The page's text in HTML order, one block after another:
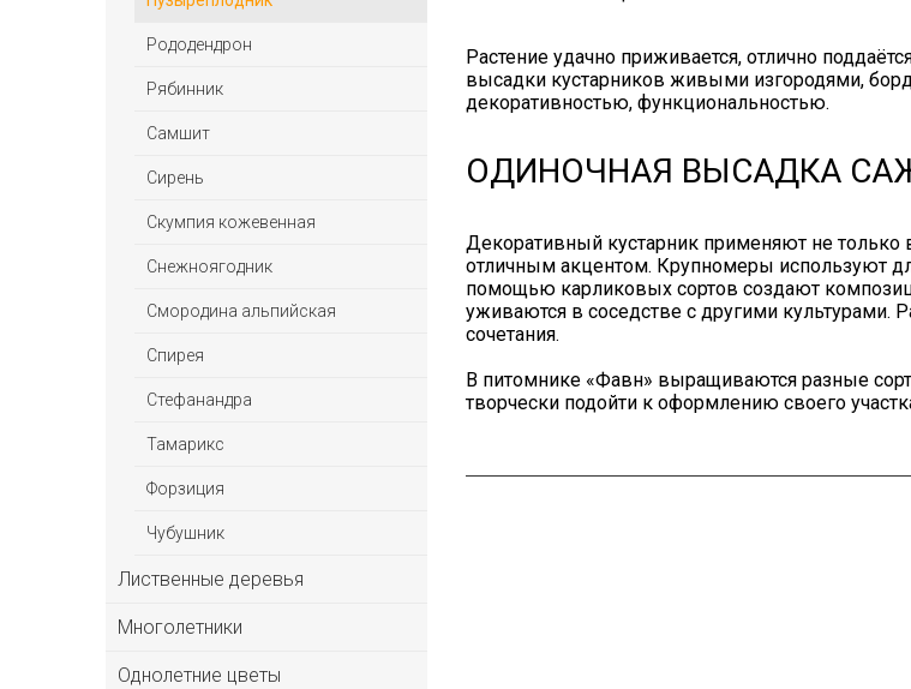
Рододендрон
Рябинник
Самшит
Сирень
Скумпия кожевенная
Снежноягодник
Смородина альпийская
Спирея
Стефанандра
Тамарикс
Форзиция
Чубушник
Лиственные деревья
Многолетники
Однолетние цветы
Растение удачно приживается, отлично
высадки кустарников живыми изгородями,
декоративностью, функциональностью.
ОДИНОЧНАЯ ВЫСАДКА
Декоративный кустарник применяют не только
отличным акцентом. Крупномеры используют
помощью карликовых сортов создают
уживаются в соседстве с другими культурами.
сочетания.
В питомнике «Фавн» выращиваются разные
творчески подойти к оформлению своего